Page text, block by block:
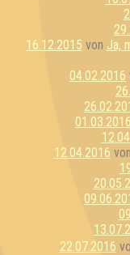
16.12.2015 von Ja,
04.02.2016
01.03.2016
12.04.2016 von
22.07.2016